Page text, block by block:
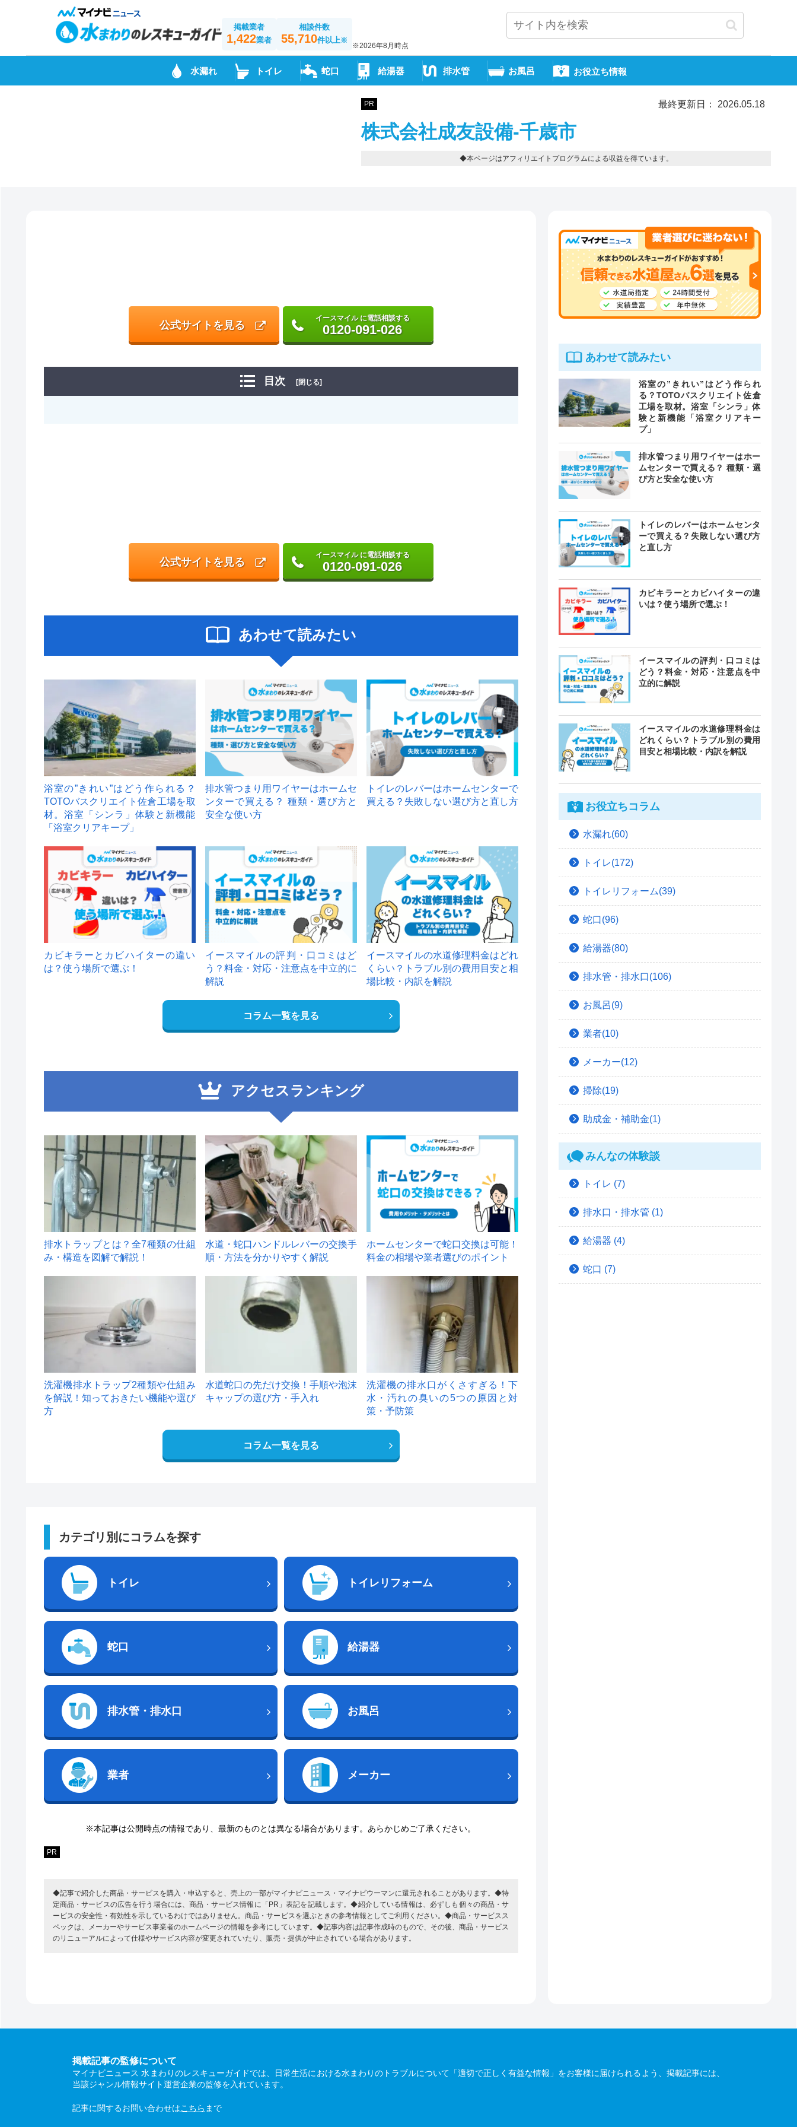
掲載業者
1,422業者
相談件数
55,710件以上※
※2026年8月時点
水漏れ トイレ 蛇口 給湯器 排水管 お風呂 お役立ち情報
PR 最終更新日： 2026.05.18
株式会社成友設備-千歳市
◆本ページはアフィリエイトプログラムによる収益を得ています。
公式サイトを見る
イースマイル に電話相談する
0120-091-026
目次 [閉じる]
公式サイトを見る
イースマイル に電話相談する
0120-091-026
あわせて読みたい
浴室の”きれい”はどう作られる？
TOTOバスクリエイト佐倉工場を取
材。浴室「シンラ」体験と新機能
「浴室クリアキープ」
排水管つまり用ワイヤーはホームセ
ンターで買える？ 種類・選び方と
安全な使い方
トイレのレバーはホームセンターで
買える？失敗しない選び方と直し方
カビキラーとカビハイターの違い
は？使う場所で選ぶ！
イースマイルの評判・口コミはど
う？料金・対応・注意点を中立的に
解説
イースマイルの水道修理料金はどれ
くらい？トラブル別の費用目安と相
場比較・内訳を解説
コラム一覧を見る
アクセスランキング
1
排水トラップとは？全7種類の仕組
み・構造を図解で解説！
2
水道・蛇口ハンドルレバーの交換手
順・方法を分かりやすく解説
ホームセンターで蛇口交換は可能！
料金の相場や業者選びのポイント
洗濯機排水トラップ2種類や仕組み
を解説！知っておきたい機能や選び
方
水道蛇口の先だけ交換！手順や泡沫
キャップの選び方・手入れ
洗濯機の排水口がくさすぎる！下
水・汚れの臭いの5つの原因と対
策・予防策
コラム一覧を見る
カテゴリ別にコラムを探す
トイレ トイレリフォーム
蛇口 給湯器
排水管・排水口 お風呂
業者 メーカー
※本記事は公開時点の情報であり、最新のものとは異なる場合があります。あらかじめご了承ください。
PR
◆記事で紹介した商品・サービスを購入・申込すると、売上の一部がマイナビニュース・マイナビウーマンに還元されることがあります。◆特
定商品・サービスの広告を行う場合には、商品・サービス情報に「PR」表記を記載します。◆紹介している情報は、必ずしも個々の商品・サ
ービスの安全性・有効性を示しているわけではありません。商品・サービスを選ぶときの参考情報としてご利用ください。◆商品・サービスス
ペックは、メーカーやサービス事業者のホームページの情報を参考にしています。◆記事内容は記事作成時のもので、その後、商品・サービス
のリニューアルによって仕様やサービス内容が変更されていたり、販売・提供が中止されている場合があります。
あわせて読みたい
浴室の”きれい”はどう作られ
る？TOTOバスクリエイト佐倉
工場を取材。浴室「シンラ」体
験と新機能「浴室クリアキー
プ」
排水管つまり用ワイヤーはホー
ムセンターで買える？ 種類・選
び方と安全な使い方
トイレのレバーはホームセンタ
ーで買える？失敗しない選び方
と直し方
カビキラーとカビハイターの違
いは？使う場所で選ぶ！
イースマイルの評判・口コミは
どう？料金・対応・注意点を中
立的に解説
イースマイルの水道修理料金は
どれくらい？トラブル別の費用
目安と相場比較・内訳を解説
お役立ちコラム
水漏れ(60)
トイレ(172)
トイレリフォーム(39)
蛇口(96)
給湯器(80)
排水管・排水口(106)
お風呂(9)
業者(10)
メーカー(12)
掃除(19)
助成金・補助金(1)
みんなの体験談
トイレ (7)
排水口・排水管 (1)
給湯器 (4)
蛇口 (7)
掲載記事の監修について
マイナビニュース 水まわりのレスキューガイドでは、日常生活における水まわりのトラブルについて「適切で正しく有益な情報」をお客様に届けられるよう、掲載記事には、
当該ジャンル情報サイト運営企業の監修を入れています。
記事に関するお問い合わせはこちら まで